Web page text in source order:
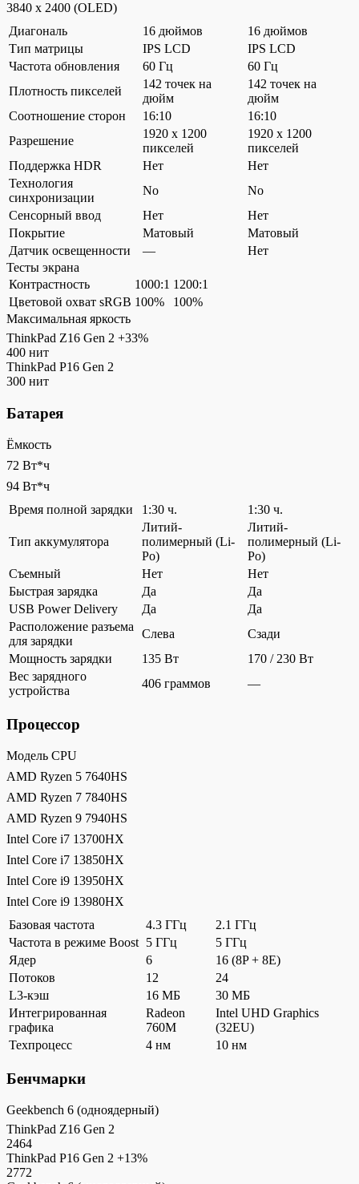
3840 x 2400 (OLED)
Диагональ
16 дюймов
16 дюймов
Тип матрицы
IPS LCD
IPS LCD
Частота обновления
60 Гц
60 Гц
Плотность пикселей
142 точек на
дюйм
142 точек на
дюйм
Соотношение сторон
16:10
16:10
Разрешение
1920 x 1200
пикселей
1920 x 1200
пикселей
Поддержка HDR
Нет
Нет
Технология
синхронизации
No
No
Сенсорный ввод
Нет
Нет
Покрытие
Матовый
Матовый
Датчик освещенности
—
Нет
Тесты экрана
Контрастность
1000:1 1200:1
Цветовой охват sRGB 100%
100%
Максимальная яркость
ThinkPad Z16 Gen 2 +33%
400 нит
ThinkPad P16 Gen 2
300 нит
Батарея
Ёмкость
72 Вт*ч
94 Вт*ч
Время полной зарядки
1:30 ч. 1:30 ч.
Тип аккумулятора
Литий-
полимерный (Li-
Po)
Литий-
полимерный (Li-
Po)
Съемный
Нет
Нет
Быстрая зарядка
Да
Да
USB Power Delivery
Да
Да
Расположение разъема
для зарядки
Слева
Сзади
Мощность зарядки
135 Вт
170 / 230 Вт
Вес зарядного
устройства
406 граммов —
Процессор
Модель CPU
AMD Ryzen 5 7640HS
AMD Ryzen 7 7840HS
AMD Ryzen 9 7940HS
Intel Core i7 13700HX
Intel Core i7 13850HX
Intel Core i9 13950HX
Intel Core i9 13980HX
Базовая частота
4.3 ГГц
2.1 ГГц
Частота в режиме Boost 5 ГГц
5 ГГц
Ядер
6
16 (8P + 8E)
Потоков
12
24
L3-кэш
16 МБ
30 МБ
Интегрированная
графика
Radeon
760M
Intel UHD Graphics
(32EU)
Техпроцесс
4 нм 10 нм
Бенчмарки
Geekbench 6 (одноядерный)
ThinkPad Z16 Gen 2
2464
ThinkPad P16 Gen 2 +13%
2772